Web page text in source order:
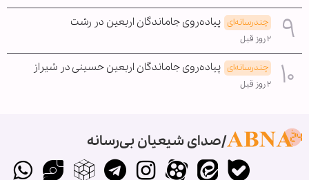
چندرسانه‌ای پیاده‌روی جاماندگان اربعین در رشت
۲ روز قبل
چندرسانه‌ای پیاده‌روی جاماندگان اربعین حسینی در شیراز
۲ روز قبل
صدای شیعیان بی‌رسانه